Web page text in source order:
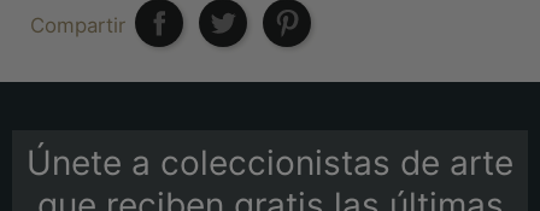
Compartir
Únete a coleccionistas de arte